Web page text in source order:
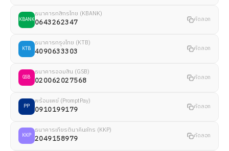
KBANK
ธนาคารกสิกรไทย (KBANK)
0643262347 คัดลอก
KTB
ธนาคารกรุงไทย (KTB)
4090633303 คัดลอก
GSB
ธนาคารออมสิน (GSB)
020062027568 คัดลอก
PP
พร้อมเพย์ (PromptPay)
0910199179 คัดลอก
KKP
ธนาคารเกียรตินาคินภัทร (KKP)
2049158979 คัดลอก